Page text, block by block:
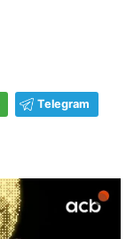
Telegram